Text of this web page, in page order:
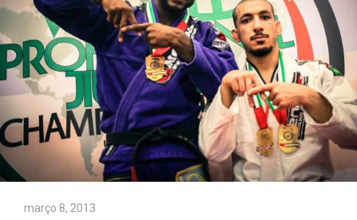
março 8, 2013